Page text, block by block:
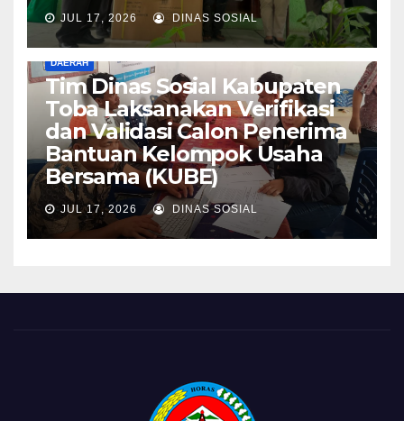
JUL 17, 2026 DINAS SOSIAL
DAERAH
Tim Dinas Sosial Kabupaten
Toba Laksanakan Verifikasi
dan Validasi Calon Penerima
Bantuan Kelompok Usaha
Bersama (KUBE)
JUL 17, 2026 DINAS SOSIAL